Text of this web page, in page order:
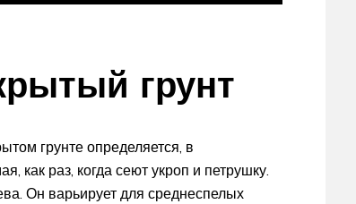
грунт
грунте определяется, в
как раз, когда сеют укроп и петрушку.
Он варьирует для среднеспелых